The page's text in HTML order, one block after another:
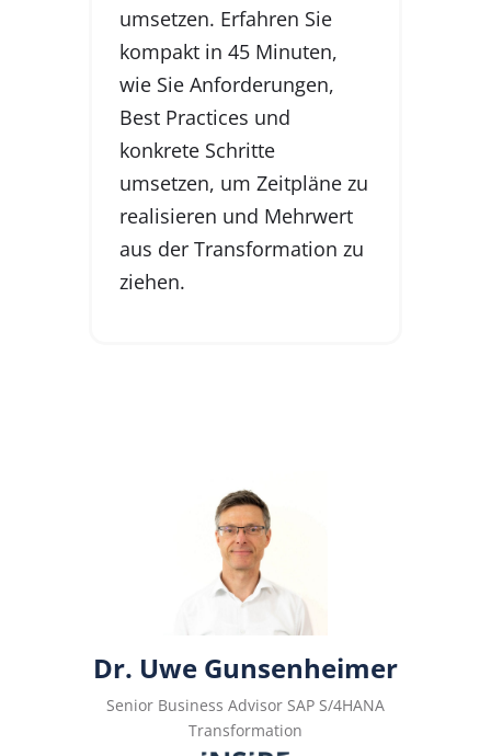
umsetzen. Erfahren Sie
kompakt in 45 Minuten,
wie Sie Anforderungen,
Best Practices und
konkrete Schritte
umsetzen, um Zeitpläne zu
realisieren und Mehrwert
aus der Transformation zu
ziehen.
Dr. Uwe Gunsenheimer
Senior Business Advisor SAP S/4HANA
Transformation